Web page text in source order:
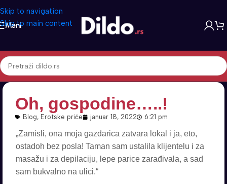
Skip to navigation
Skip to main content
Meni
Oh, gospodine…..!
Blog, Erotske priče januar 18, 2022 6:21 pm
„Zamisli, ona moja gazdarica zatvara lokal i ja, eto,
ostadoh bez posla! Taman sam ustalila klijentelu i za
masažu i za depilaciju, lepe parice zarađivala, a sad
sam bukvalno na ulici.“